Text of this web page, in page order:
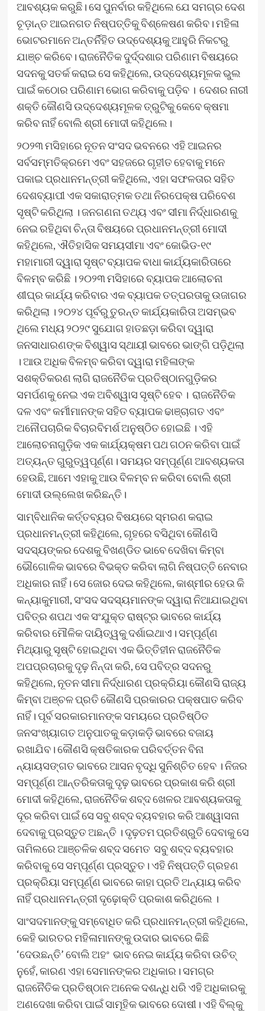
ଆବଶ୍ୟକ କରୁଛି। ସେ ପୁନର୍ବାର କହିଥିଲେ ଯେ ସମଗ୍ର ଦେଶ
ଚୂଡ଼ାନ୍ତ ଆଇନଗତ ନିଷ୍ପତ୍ତିକୁ ବିଶ୍ଳେଷଣ କରିବ। ମହିଳା
ଭୋଟରମାନେ ଅନ୍ତର୍ନିହିତ ଉଦ୍ଦେଶ୍ୟକୁ ଆହୁରି ନିକଟରୁ
ଯାଞ୍ଚ କରିବେ। ରାଜନୈତିକ ଦୁର୍ଦ୍ଦଶାର ପରିଣାମ ବିଷୟରେ
ସଦନକୁ ସତର୍କ କରାଇ ସେ କହିଥିଲେ, ଉଦ୍ଦେଶ୍ୟମୂଳକ ଭୁଲ
ପାଇଁ କଠୋର ପରିଣାମ ଭୋଗ କରିବାକୁ ପଡ଼ିବ । ଦେଶର ନାରୀ
ଶକ୍ତି କୌଣସି ଉଦ୍ଦେଶ୍ୟମୂଳକ ତ୍ରୁଟିକୁ କେବେ କ୍ଷମା
କରିବ ନାହିଁ ବୋଲି ଶ୍ରୀ ମୋଦୀ କହିଥିଲେ।
୨୦୨୩ ମସିହାରେ ନୂତନ ସଂସଦ ଭବନରେ ଏହି ଆଇନର
ସର୍ବସମ୍ମତିକ୍ରମେ ଏବଂ ସହଜରେ ଗୃହୀତ ହେବାକୁ ମନେ
ପକାଇ ପ୍ରଧାନମନ୍ତ୍ରୀ କହିଥିଲେ, ଏହା ସଫଳତାର ସହିତ
ଦେଶବ୍ୟାପୀ ଏକ ସକାରାତ୍ମକ ତଥା ନିରପେକ୍ଷ ପରିବେଶ
ସୃଷ୍ଟି କରିଥିଲା । ଜନଗଣନା ତଥ୍ୟ ଏବଂ ସୀମା ନିର୍ଦ୍ଧାରଣକୁ
ନେଇ ରହିଥିବା ଚିନ୍ତା ବିଷୟରେ ପ୍ରଧାନମନ୍ତ୍ରୀ ମୋଦୀ
କହିଥିଲେ, ଐତିହାସିକ ସମୟସୀମା ଏବଂ କୋଭିଡ-୧୯
ମହାମାରୀ ଦ୍ୱାରା ସୃଷ୍ଟ ବ୍ୟାପକ ବାଧା କାର୍ଯ୍ୟକାରିତାରେ
ବିଳମ୍ବ କରିଛି । ୨୦୨୩ ମସିହାରେ ବ୍ୟାପକ ଆଲୋଚନା
ଶୀଘ୍ର କାର୍ଯ୍ୟ କରିବାର ଏକ ବ୍ୟାପକ ତତ୍ପରତାକୁ ଉଜାଗର
କରିଥିଲା । ୨୦୨୪ ପୂର୍ବରୁ ତୁରନ୍ତ କାର୍ଯ୍ୟକାରିତା ଅସମ୍ଭବ
ଥିଲେ ମଧ୍ୟ ୨୦୨୯ ସୁଯୋଗ ହାତଛଡ଼ା କରିବା ଦ୍ୱାରା
ଜନସାଧାରଣଙ୍କ ବିଶ୍ୱାସ ସ୍ଥାୟୀ ଭାବରେ ଭାଙ୍ଗି ପଡ଼ିଥିଲା
। ଆଉ ଅଧିକ ବିଳମ୍ବ କରିବା ଦ୍ୱାରା ମହିଳାଙ୍କ
ସଶକ୍ତିକରଣ ଲାଗି ରାଜନୈତିକ ପ୍ରତିଷ୍ଠାନଗୁଡ଼ିକର
ସମର୍ପଣକୁ ନେଇ ଏକ ଅବିଶ୍ୱାସ ସୃଷ୍ଟି ହେବ । ରାଜନୈତିକ
ଦଳ ଏବଂ କର୍ମୀମାନଙ୍କ ସହିତ ବ୍ୟାପକ ଢାଞ୍ଚାଗତ ଏବଂ
ଅନୌପଚାରିକ ବିଚାରବିମର୍ଶ ଅନୁଷ୍ଠିତ ହୋଇଛି । ଏହି
ଆଲୋଚନାଗୁଡ଼ିକ ଏକ କାର୍ଯ୍ୟକ୍ଷମ ପଥ ଗଠନ କରିବା ପାଇଁ
ଅତ୍ୟନ୍ତ ଗୁରୁତ୍ୱପୂର୍ଣ୍ଣ। ସମୟର ସମ୍ପୂର୍ଣ୍ଣ ଆବଶ୍ୟକତା
ହେଉଛି, ଆମେ ଏହାକୁ ଆଉ ବିଳମ୍ବ ନ କରିବା ବୋଲି ଶ୍ରୀ
ମୋଦୀ ଉଲ୍ଲେଖ କରିଛନ୍ତି।
ସାମ୍ବିଧାନିକ କର୍ତ୍ତବ୍ୟର ବିଷୟରେ ସ୍ମରଣ କରାଇ
ପ୍ରଧାନମନ୍ତ୍ରୀ କହିଥିଲେ, ଗୃହରେ ବସିଥିବା କୌଣସି
ସଦସ୍ୟଙ୍କର ଦେଶକୁ ବିଖଣ୍ଡିତ ଭାବେ ଦେଖିବା କିମ୍ବା
ଭୌଗୋଳିକ ଭାବରେ ବିଭକ୍ତ କରିବା ଲାଗି ନିଷ୍ପତ୍ତି ନେବାର
ଅଧିକାର ନାହିଁ। ସେ ଜୋର ଦେଇ କହିଥିଲେ, କାଶ୍ମୀର ହେଉ କି
କନ୍ୟାକୁମାରୀ, ସଂସଦ ସଦସ୍ୟମାନଙ୍କ ଦ୍ୱାରା ନିଆଯାଇଥିବା
ପବିତ୍ର ଶପଥ ଏକ ସଂଯୁକ୍ତ ରାଷ୍ଟ୍ର ଭାବରେ କାର୍ଯ୍ୟ
କରିବାର ମୌଳିକ ଦାୟିତ୍ୱକୁ ଦର୍ଶାଇଥାଏ। ସମ୍ପୂର୍ଣ୍ଣ
ମିଥ୍ୟାରୁ ସୃଷ୍ଟି ହୋଇଥିବା ଏକ ଭିତ୍ତିହୀନ ରାଜନୈତିକ
ଅପପ୍ରଚାରକୁ ଦୃଢ଼ ନିନ୍ଦା କରି, ସେ ପବିତ୍ର ସଦନରୁ
କହିଥିଲେ, ନୂତନ ସୀମା ନିର୍ଦ୍ଧାରଣ ପ୍ରକ୍ରିୟା କୌଣସି ରାଜ୍ୟ
କିମ୍ବା ଅଞ୍ଚଳ ପ୍ରତି କୌଣସି ପ୍ରକାରର ପକ୍ଷପାତ କରିବ
ନାହିଁ। ପୂର୍ବ ସରକାରମାନଙ୍କ ସମୟରେ ପ୍ରତିଷ୍ଠିତ
ଜନସଂଖ୍ୟାଗତ ଅନୁପାତକୁ କଡ଼ାକଡ଼ି ଭାବରେ ବଜାୟ
ରଖାଯିବ। କୌଣସି କ୍ଷତିକାରକ ପରିବର୍ତ୍ତନ ବିନା
ନ୍ୟାୟସଙ୍ଗତ ଭାବରେ ଆସନ ବୃଦ୍ଧି ସୁନିଶ୍ଚିତ ହେବ । ନିଜର
ସମ୍ପୂର୍ଣ୍ଣ ଆନ୍ତରିକତାକୁ ଦୃଢ଼ ଭାବରେ ପ୍ରକାଶ କରି ଶ୍ରୀ
ମୋଦୀ କହିଥିଲେ, ରାଜନୈତିକ ଶବ୍ଦ ଖେଳର ଆବଶ୍ୟକତାକୁ
ଦୂର କରିବା ପାଇଁ ସେ ସବୁ ଶବ୍ଦ ବ୍ୟବହାର କରି ଆଶ୍ୱାସନା
ଦେବାକୁ ପ୍ରସ୍ତୁତ ଅଛନ୍ତି । ଦୃଢ଼ତମ ପ୍ରତିଶ୍ରୁତି ଦେବାକୁ ସେ
ତାମିଲରେ ଆଞ୍ଚଳିକ ଶବ୍ଦ ସମେତ ସବୁ ଶବ୍ଦ ବ୍ୟବହାର
କରିବାକୁ ସେ ସମ୍ପୂର୍ଣ୍ଣ ପ୍ରସ୍ତୁତ। ଏହି ନିଷ୍ପତ୍ତି ଗ୍ରହଣ
ପ୍ରକ୍ରିୟା ସମ୍ପୂର୍ଣ୍ଣ ଭାବରେ କାହା ପ୍ରତି ଅନ୍ୟାୟ କରିବ
ନାହିଁ ପ୍ରଧାନମନ୍ତ୍ରୀ ଦୃଢ଼ୋକ୍ତି ପ୍ରକାଶ କରିଥିଲେ ।
ସାଂସଦମାନଙ୍କୁ ସମ୍ବୋଧିତ କରି ପ୍ରଧାନମନ୍ତ୍ରୀ କହିଥିଲେ,
କେହି ଭାରତର ମହିଳାମାନଙ୍କୁ ଉଦାର ଭାବରେ କିଛି
‘ଦେଉଛନ୍ତି’ ବୋଲି ଅହଂ ଭାବ ନେଇ କାର୍ଯ୍ୟ କରିବା ଉଚିତ୍
ନୁହେଁ, କାରଣ ଏହା ସେମାନଙ୍କର ଅଧିକାର। ସମଗ୍ର
ରାଜନୈତିକ ପ୍ରତିଷ୍ଠାନ ଅନେକ ଦଶନ୍ଧି ଧରି ଏହି ଅଧିକାରକୁ
ଅଣଦେଖା କରିବା ପାଇଁ ସାମୂହିକ ଭାବରେ ଦୋଷୀ। ଏହି ବିଲ୍‌କୁ